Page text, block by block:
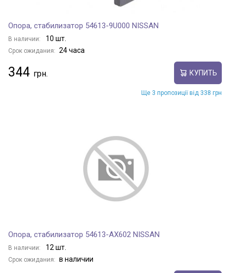
Опора, стабилизатор 54613-9U000 NISSAN
В наличии: 10 шт.
Срок ожидания: 24 часа
344 КУПИТЬ
Ще 3 пропозиції від 338 грн
Опора, стабилизатор 54613-AX602 NISSAN
В наличии: 12 шт.
Срок ожидания: в наличии